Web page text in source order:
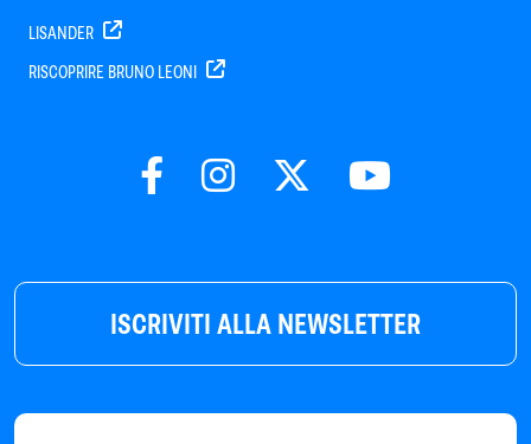
ISCRIVITI ALLA NEWSLETTER
LISANDER
RISCOPRIRE BRUNO LEONI